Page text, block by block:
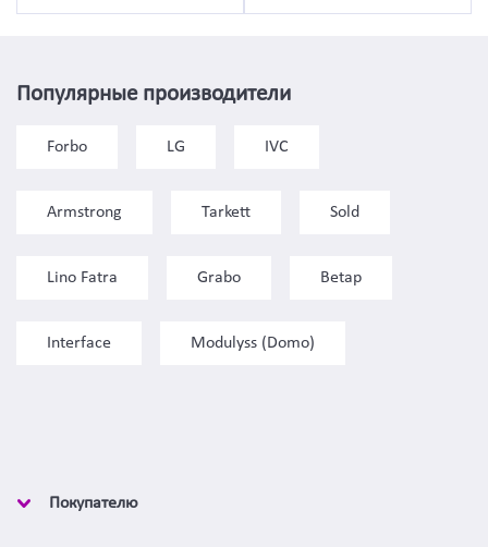
Популярные производители
Forbo LG IVC
Armstrong Tarkett Sold
Lino Fatra Grabo Betap
Interface Modulyss (Domo)
Покупателю